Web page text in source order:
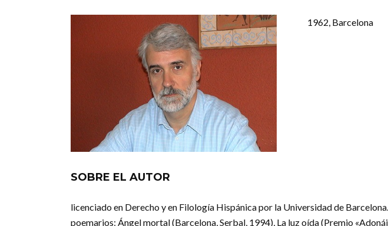
1962, Barcelona
SOBRE EL AUTOR
licenciado en Derecho y en Filología Hispánica por la Universidad de
poemarios: Ángel mortal (Barcelona, Serbal, 1994), La luz oída (Premio